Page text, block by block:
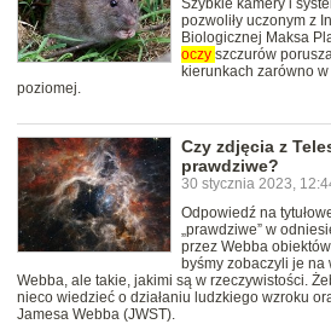
Szybkie kamery i
pozwoliły uczonym z
Biologicznej Maksa
oczy szczurów
kierunkach zarówno
poziomej.
Czy zdjęcia z
prawdziwe?
30 stycznia 2023,
Odpowiedź na
„prawdziwe” w
przez Webba
byśmy zobaczyli je na
Webba, ale takie, jakimi są w rzeczywistości.
nieco wiedzieć o działaniu ludzkiego wzroku
Jamesa Webba (JWST).